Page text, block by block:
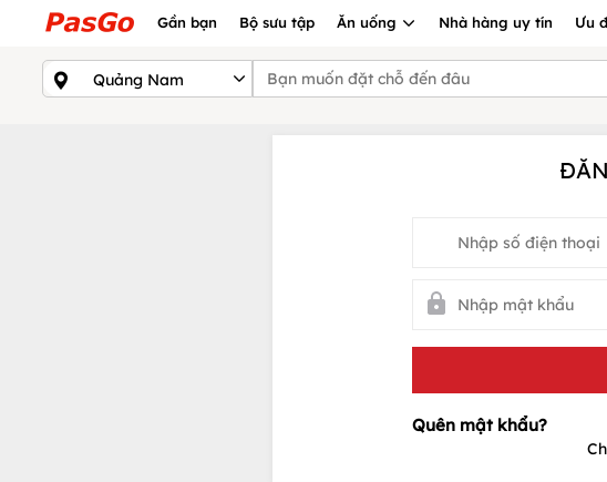
Gần bạn Bộ sưu tập Ăn uống Nhà hàng uy tín Ưu